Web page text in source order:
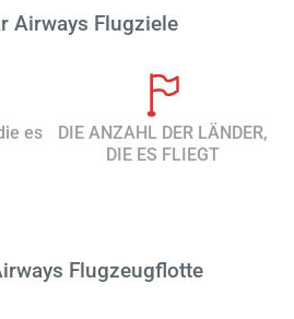
Airways Flugziele
es
DIE ANZAHL DER LÄNDER,
DIE ES FLIEGT
Flugzeugflotte